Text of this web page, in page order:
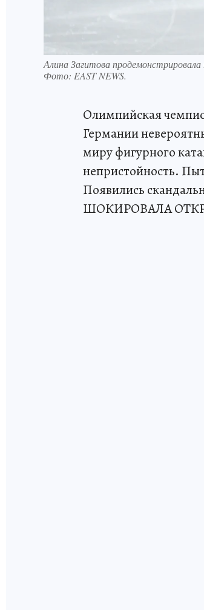
Алина Загитова
Фото: EAST NEWS.
Олимпийская
Германии
миру фигурного
непристойность.
Появились
ШОКИРОВАЛА